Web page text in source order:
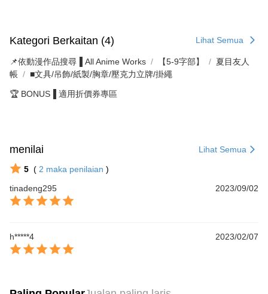
Kategori Berkaitan (4) Lihat Semua
📌依動漫作品搜尋▐ All Anime Works 【5-9字部】
夏目友人
帳
■文具/吊飾/紙製/胸章/壓克力立牌/掛繩
🏆 BONUS▐ 適用折價券專區
menilai Lihat Semua
5 ( 2 maka penilaian )
tinadeng295
2023/09/02
h*****4 2023/02/07